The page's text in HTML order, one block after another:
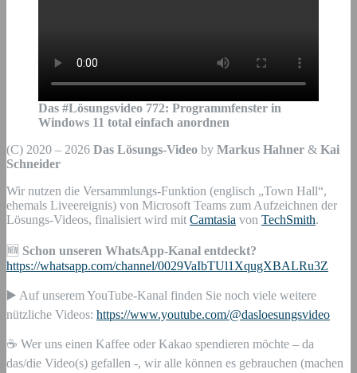
Das #Lösungsvideo 772: Programmfenster in
Windows 11 total einfach anordnen
(C) 2020 – 2026 Das Lösungs-Video by Markus Hahner & Kai
Schneider
Wir nutzen die Versammlungs-Funktion (englisch „Town Hall“,
ehemals Liveereignis) von Microsoft Teams zum Aufzeichnen der
Lösungs-Videos, finalisiert wird mit Camtasia von TechSmith.
🆕 Schon unseren WhatsApp-Kanal entdeckt?
https://whatsapp.com/channel/0029VaIbTUl1XqugXBALRu3Z
▶️ Auf unserem YouTube-Kanal finden Sie noch viele weitere
nützliche Videos: https://www.youtube.com/@dasloesungsvideo
☕ Wer uns einen Kaffee oder Kakao spendieren möchte – da
das/die Video(s) gefallen -, wir alle können es gebrauchen (machen